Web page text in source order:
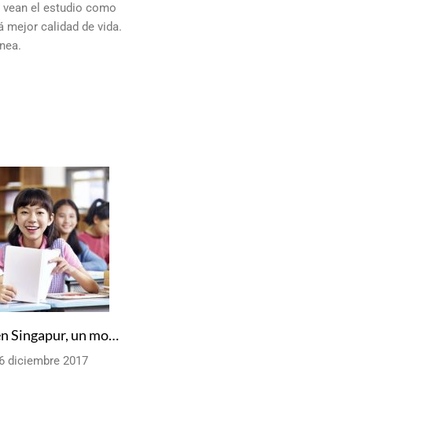
vean el estudio como
mejor calidad de vida.
La educación en Singapur, un modelo exitoso
diciembre 2017